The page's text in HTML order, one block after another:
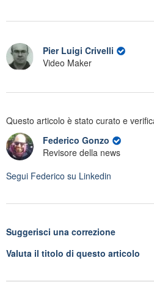
Pier Luigi Crivelli
Video Maker
Questo articolo è stato curato e
Federico Gonzo
Revisore della news
Segui Federico su Linkedin
Suggerisci una correzione
Valuta il titolo di questo articolo